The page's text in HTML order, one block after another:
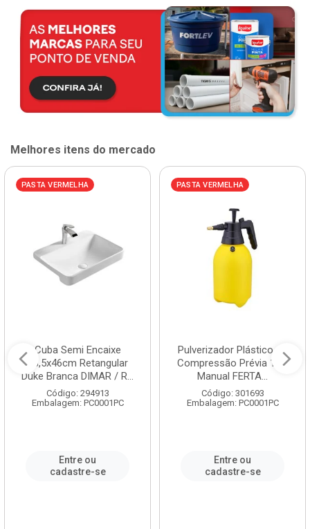
Melhores itens do mercado
PASTA VERMELHA
Cuba Semi Encaixe
58,5x46cm Retangular
Duke Branca DIMAR / R...
Código: 294913
Embalagem: PC0001PC
Entre ou
cadastre-se
PASTA VERMELHA
Pulverizador Plástico de
Compressão Prévia 1,5L
Manual FERTA...
Código: 301693
Embalagem: PC0001PC
Entre ou
cadastre-se